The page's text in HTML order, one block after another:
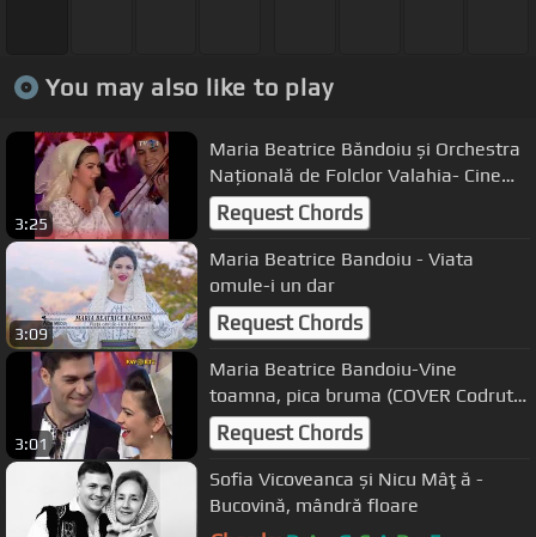
You may also like to play
3:25
Maria Beatrice Băndoiu și Orchestra
Națională de Folclor Valahia- Cine
trece Câmpu Mare
Request Chords
3:09
Maria Beatrice Bandoiu - Viata
omule-i un dar
Request Chords
3:01
Maria Beatrice Bandoiu-Vine
toamna, pica bruma (COVER Codruta
Rodean)
Request Chords
Sofia Vicoveanca și Nicu Mâţă -
Bucovină, mândră floare